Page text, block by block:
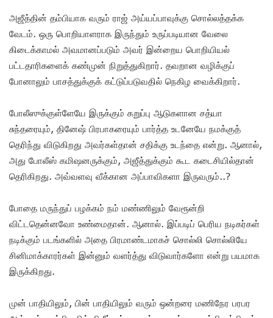
அஜீத்தின் தம்பியாக வரும் ராஜ் அய்யப்பாவுக்கு சொல்லத்தக்க
வேடம். ஒரு பொறியாளராக இருந்தும் உருப்படியான வேலை
கிடைக்காமல் அவமானப்படும் அவர் இன்றைய பொறியியல்
பட்டதாரிகளைக் கண்முன் நிறுத்துகிறார். தவறான வழிக்குப்
போனாலும் பாசத்துக்குக் கட்டுப்படுவதில் நெகிழ வைக்கிறார்.
போலீஸுக்குள்ளேயே இருக்கும் கறுப்பு ஆடுகளான சத்யா
சுந்தரையும், தினேஷ் பிரபாகரையும் பார்த்த உடனேயே நமக்குத்
தெரிந்து விடுகிறது அவர்கள்தான் சதிக்கு உடந்தை என்று. ஆனால்,
அது போலீஸ் கமிஷனருக்கும், அஜீத்துக்கும் கூட கடைசியில்தான்
தெரிகிறது. அவ்வளவு வீக்கான அப்பாவிகளா இருவரும்..?
போதை மருந்துப் பழக்கம் நம் மண்ணிலும் வேரூன்றி
விட்டதென்னவோ உண்மைதான். ஆனால். இப்படிப் பெரிய நடிகர்கள்
நடிக்கும் படங்களில் அதை பிரமாண்டமாகச் சொல்லி சொல்லியே
சினிமாக்காரர்கள் இன்னும் வளர்த்து விடுவார்களோ என்று பயமாக
இருக்கிறது.
முன் பாதியிலும், பின் பாதியிலும் வரும் ஒன்றரை மணிநேர பரபர